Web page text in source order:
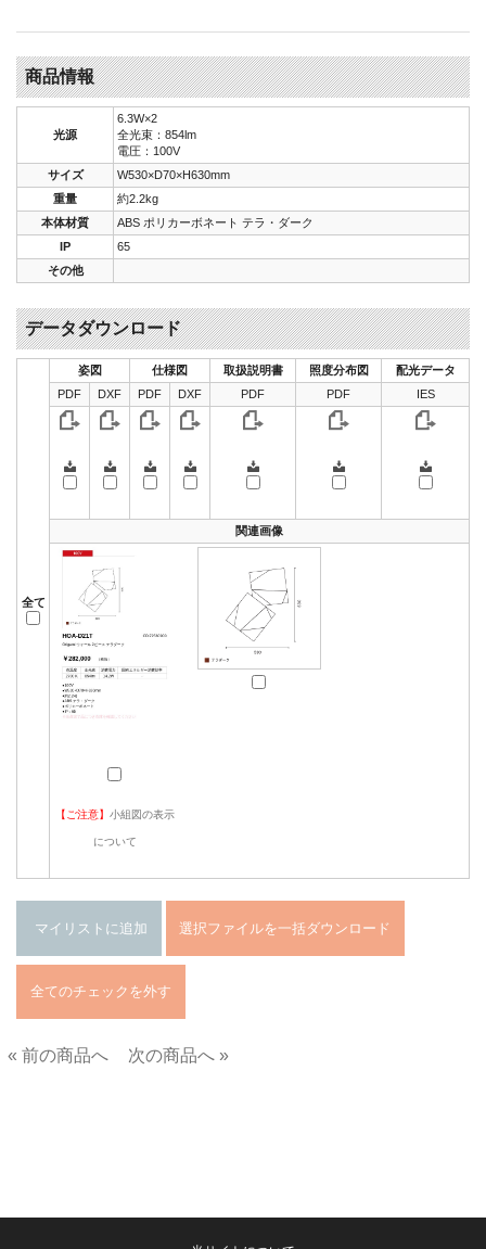
商品情報
光源
6.3W×2
全光束：854lm
電圧：100V
サイズ
W530×D70×H630mm
重量
約2.2kg
本体材質
ABS ポリカーボネート テラ・ダーク
IP
65
その他
データダウンロード
全て
姿図 仕様図 取扱説明書 照度分布図
配光データ
PDF
DXF PDF DXF PDF PDF IES
関連画像
【ご注意】 小組図の表示
について
« 前の商品へ
次の商品へ »